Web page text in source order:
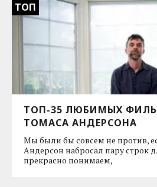
ТОП
ТОП-35 ЛЮБИМЫХ
ТОМАСА АНДЕРСОНА
Мы были бы совсем не против,
Андерсон набросал пару строк
прекрасно понимаем,